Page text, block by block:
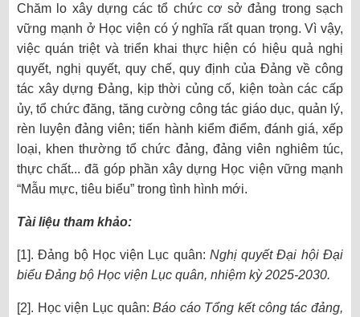
Chăm lo xây dựng các tổ chức cơ sở đảng trong sạch
vững mạnh ở Học viện có ý nghĩa rất quan trọng. Vì vậy,
việc quán triệt và triển khai thực hiện có hiệu quả nghị
quyết, nghị quyết, quy chế, quy định của Đảng về công
tác xây dựng Đảng, kịp thời củng cố, kiện toàn các cấp
ủy, tổ chức đăng, tăng cường công tác giáo dục, quản lý,
rèn luyện đảng viên; tiến hành kiểm điểm, đánh giá, xếp
loại, khen thường tổ chức đảng, đảng viên nghiêm túc,
thực chất... đã góp phần xây dựng Học viện vững mạnh
“Mẫu mực, tiêu biểu” trong tình hình mới.
Tài liệu tham khảo:
[1]. Đảng bộ Học viện Lục quân: Nghị quyết Đại hội Đại
biểu Đảng bộ Học viện Lục quân, nhiệm kỳ 2025-2030.
[2]. Học viện Lục quân:Báo cáo Tổng kết công tác đảng,